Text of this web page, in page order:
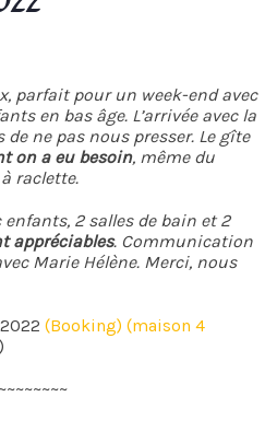
parfait pour un week-end avec
en bas âge. L’arrivée avec la
ne pas nous presser. Le gîte
on a eu besoin, même du
raclette.
2 salles de bain et 2
appréciables. Communication
Marie Hélène. Merci, nous
(Booking) (maison 4
)
~~~~~~~~